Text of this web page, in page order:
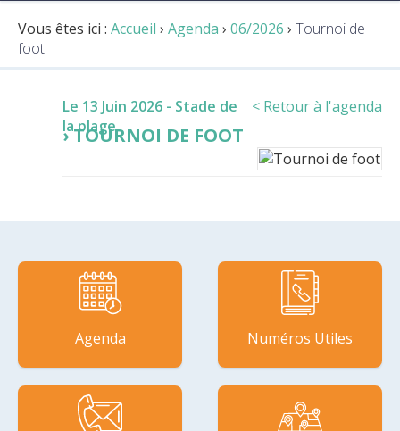
Vous êtes ici : Accueil › Agenda › 06/2026 › Tournoi de
foot
< Retour à l'agenda
Le 13 Juin 2026 - Stade de
la plage
TOURNOI DE FOOT
Agenda Numéros Utiles